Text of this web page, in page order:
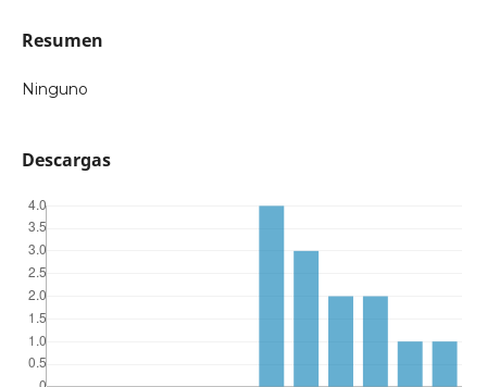
Resumen
Ninguno
Descargas